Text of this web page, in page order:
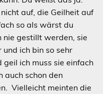
auf, die Geilheit auf
so als wärst du
nie gestillt werden, sie
ich bin so sehr
ich muss sie einfach
auch schon den
Vielleicht meinten die